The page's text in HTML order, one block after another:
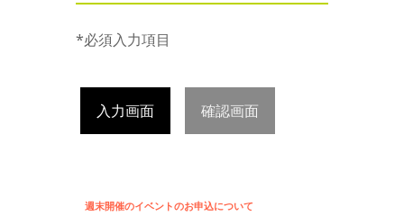
*必須入力項目
入力画面 確認画面
週末開催のイベントのお申込について